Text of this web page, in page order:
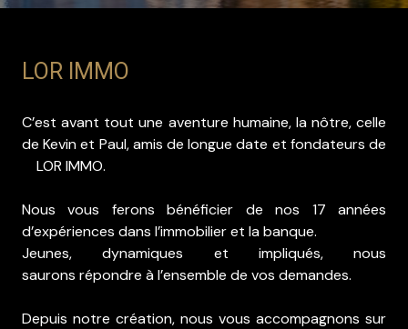
LOR IMMO
C’est avant tout une aventure humaine, la nôtre, celle
de Kevin et Paul, amis de longue date et fondateurs de
LOR IMMO.
Nous vous ferons bénéficier de nos 17 années
d’expériences dans l’immobilier et la banque.
Jeunes, dynamiques et impliqués, nous
saurons répondre à l’ensemble de vos demandes.
Depuis notre création, nous vous accompagnons sur